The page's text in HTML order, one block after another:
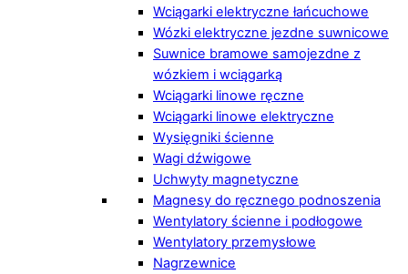
Wciągarki elektryczne łańcuchowe
Wózki elektryczne jezdne suwnicowe
Suwnice bramowe samojezdne z
wózkiem i wciągarką
Wciągarki linowe ręczne
Wciągarki linowe elektryczne
Wysięgniki ścienne
Wagi dźwigowe
Uchwyty magnetyczne
Magnesy do ręcznego podnoszenia
Wentylatory ścienne i podłogowe
Wentylatory przemysłowe
Nagrzewnice